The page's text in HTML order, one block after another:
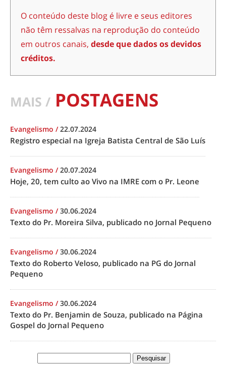
O conteúdo deste blog é livre e seus editores
não têm ressalvas na reprodução do conteúdo
em outros canais, desde que dados os devidos
créditos.
MAIS / POSTAGENS
Evangelismo /22.07.2024
Registro especial na Igreja Batista Central de São Luís
Evangelismo /20.07.2024
Hoje, 20, tem culto ao Vivo na IMRE com o Pr. Leone
Evangelismo /30.06.2024
Texto do Pr. Moreira Silva, publicado no Jornal Pequeno
Evangelismo /30.06.2024
Texto do Roberto Veloso, publicado na PG do Jornal
Pequeno
Evangelismo /30.06.2024
Texto do Pr. Benjamin de Souza, publicado na Página
Gospel do Jornal Pequeno